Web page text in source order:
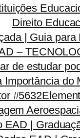
Direito
| Guia
–
de estudar
do
#5632
EAD |